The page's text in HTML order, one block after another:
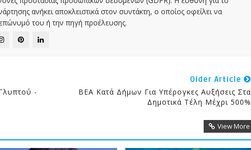
ανήκει αποκλειστικά στον συντάκτη, ο οποίος οφείλει να
του ή την πηγή προέλευσης.
-
Older Article
ΒΕΑ Κατά Δήμων Για Υπέρογκες Αυξήσεις Στα
Δημοτικά Τέλη Μέχρι 500%
View More